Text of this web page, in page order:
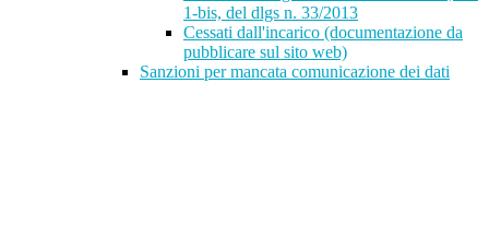
1-bis, del dlgs n. 33/2013
Cessati dall'incarico (documentazione da
pubblicare sul sito web)
Sanzioni per mancata comunicazione dei dati